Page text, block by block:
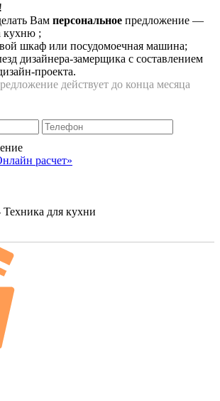
Вам персональное предложение —
кухню ;
шкаф или посудомоечная машина;
дизайнера-замерщика с составлением
проекта.
действует до конца месяца
расчет»
Техника для кухни